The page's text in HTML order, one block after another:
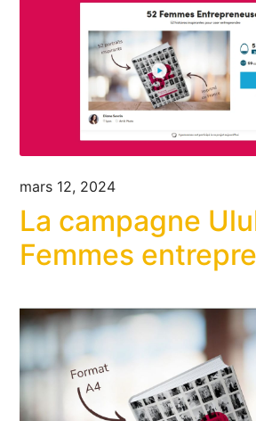
mars 12, 2024
La campagne
Femmes